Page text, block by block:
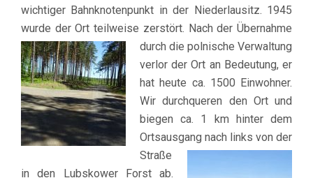
wichtiger Bahnknotenpunkt in der Niederlausitz. 1945
wurde der Ort teilweise zerstört. Nach der Übernahme
durch die polnische Verwaltung
verlor der Ort an Bedeutung, er
hat heute ca. 1500 Einwohner.
Wir durchqueren den Ort und
biegen ca. 1 km hinter dem
Ortsausgang nach links von der
Straße
in den Lubskower Forst ab.